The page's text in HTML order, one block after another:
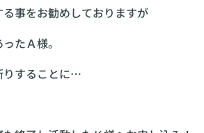
事をお勧めしておりますが
たＡ様。
りすることに…